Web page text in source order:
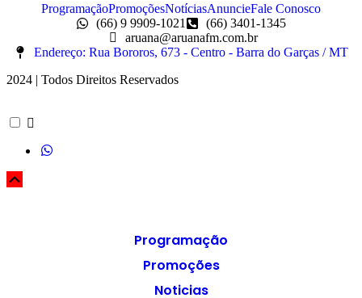
ProgramaçãoPromoçõesNotíciasAnuncieFale Conosco
(66) 9 9909-1021
(66) 3401-1345
aruana@aruanafm.com.br
Endereço: Rua Bororos, 673 - Centro - Barra do Garças / MT
2024 | Todos Direitos Reservados
Programação
Promoções
Noticias